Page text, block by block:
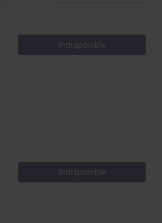
Indisponible
Indisponible